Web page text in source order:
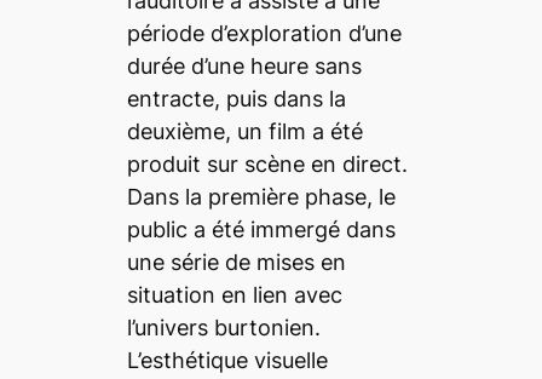
période d’exploration d’une
durée d’une heure sans
entracte, puis dans la
deuxième, un film a été
produit sur scène en direct.
Dans la première phase, le
public a été immergé dans
une série de mises en
situation en lien avec
l’univers burtonien.
L’esthétique visuelle